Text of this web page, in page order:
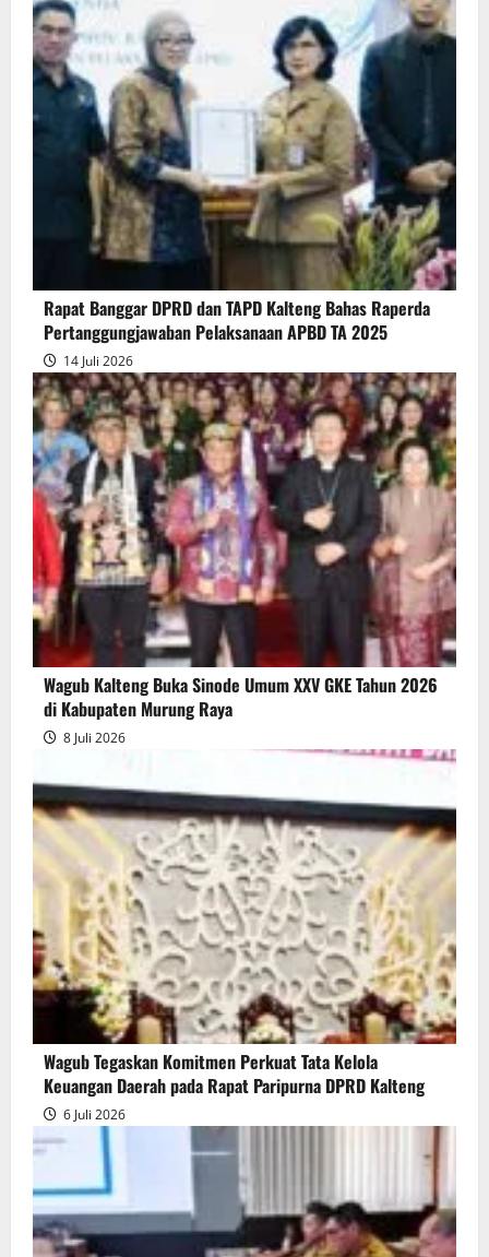
about
Rapur
Penyampaian
Pendapat
Akhir
Gubernur
atas
Persetujuan
Bersama
Raperda
Pertanggungjawaban
Pelaksanaan
APBD
2025
Rapat Banggar DPRD dan TAPD Kalteng Bahas Raperda
Pertanggungjawaban Pelaksanaan APBD TA 2025
14 Juli 2026
Wagub Kalteng Buka Sinode Umum XXV GKE Tahun 2026
di Kabupaten Murung Raya
8 Juli 2026
Wagub Tegaskan Komitmen Perkuat Tata Kelola
Keuangan Daerah pada Rapat Paripurna DPRD Kalteng
6 Juli 2026